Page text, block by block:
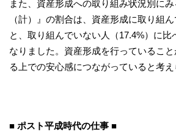
また、資産形成への取り組み状況別に
（計）』の割合は、資産形成に取り組
と、取り組んでいない人（17.4%）に比
なりました。資産形成を行っていること
る上での安心感につながっていると考え
■ ポスト平成時代の仕事 ■